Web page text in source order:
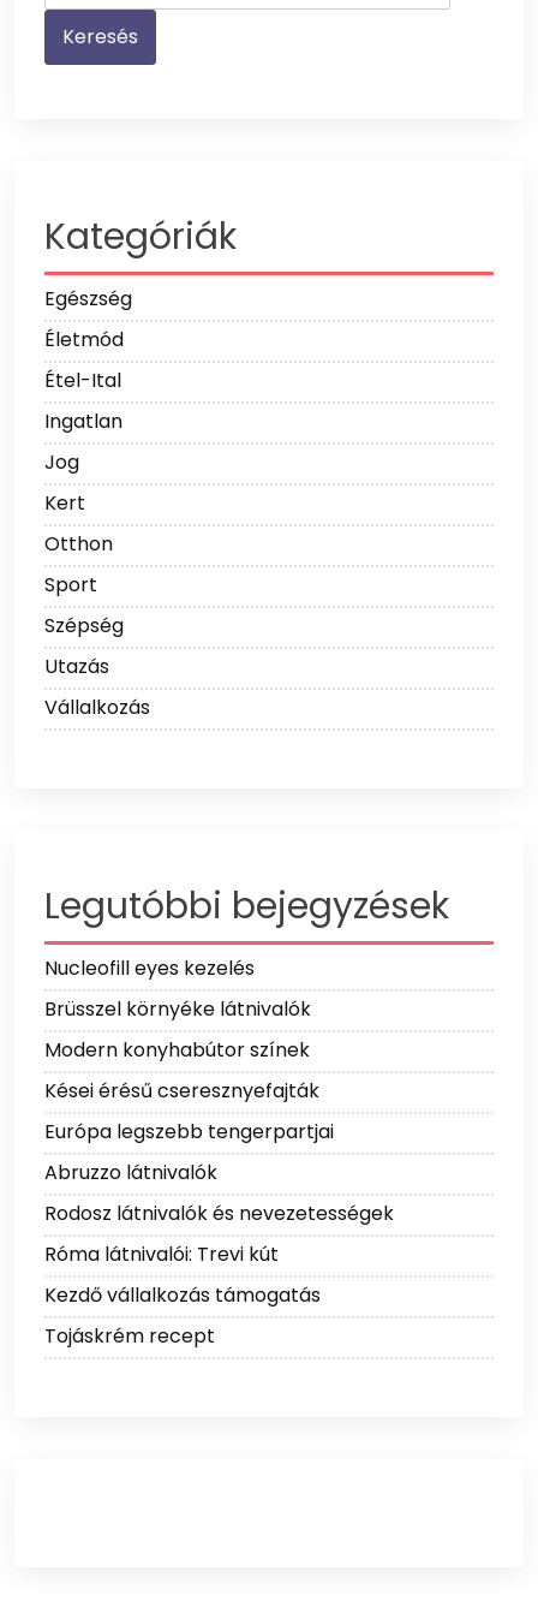
Kategóriák
Egészség
Életmód
Étel-Ital
Ingatlan
Jog
Kert
Otthon
Sport
Szépség
Utazás
Vállalkozás
Legutóbbi bejegyzések
Nucleofill eyes kezelés
Brüsszel környéke látnivalók
Modern konyhabútor színek
Kései érésű cseresznyefajták
Európa legszebb tengerpartjai
Abruzzo látnivalók
Rodosz látnivalók és nevezetességek
Róma látnivalói: Trevi kút
Kezdő vállalkozás támogatás
Tojáskrém recept